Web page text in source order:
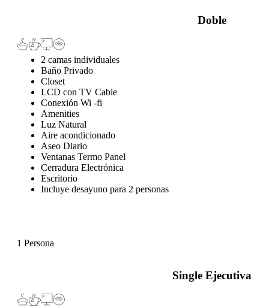
Doble
2 camas individuales
Baño Privado
Closet
LCD con TV Cable
Conexión Wi -fi
Amenities
Luz Natural
Aire acondicionado
Aseo Diario
Ventanas Termo Panel
Cerradura Electrónica
Escritorio
Incluye desayuno para 2 personas
1 Persona
Single Ejecutiva